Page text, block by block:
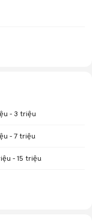
- 3 triệu
- 7 triệu
- 15 triệu